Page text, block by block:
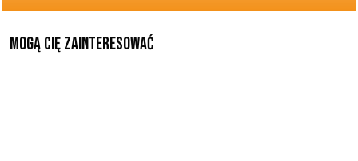
Mogą Cię zainteresować